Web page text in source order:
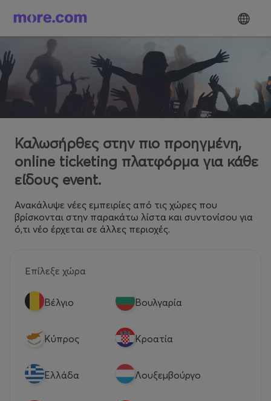
Καλωσήρθες στην πιο προηγμένη,
online ticketing πλατφόρμα για κάθε
είδους event.
Ανακάλυψε νέες εμπειρίες από τις χώρες που
βρίσκονται στην παρακάτω λίστα και συντονίσου για
ό,τι νέο έρχεται σε άλλες περιοχές.
Επίλεξε χώρα
Βέλγιο Βουλγαρία
Κύπρος Κροατία
Eλλάδα Λουξεμβούργο